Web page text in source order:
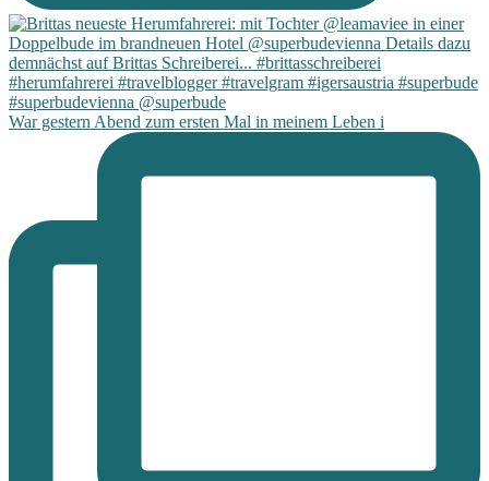
War gestern Abend zum ersten Mal in meinem Leben i